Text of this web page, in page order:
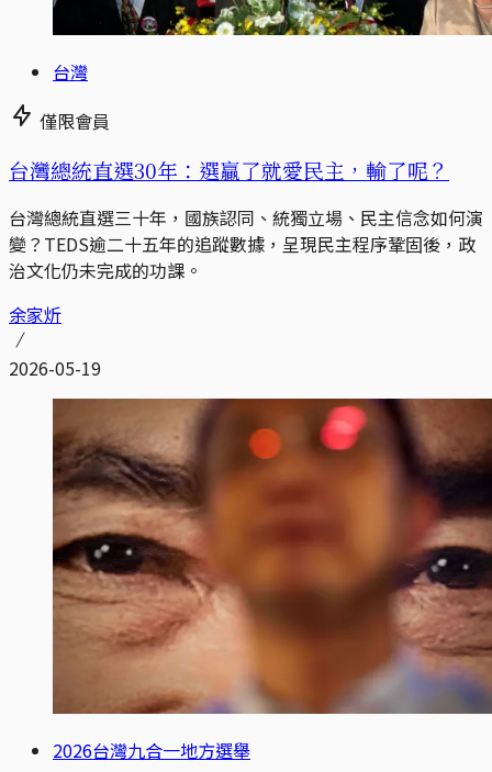
台灣
僅限會員
台灣總統直選30年：選贏了就愛民主，輸了呢？
台灣總統直選三十年，國族認同、統獨立場、民主信念如何演
變？TEDS逾二十五年的追蹤數據，呈現民主程序鞏固後，政
治文化仍未完成的功課。
余家炘
2026-05-19
2026台灣九合一地方選舉